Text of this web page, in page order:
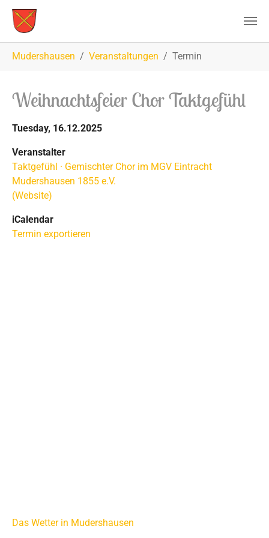
Zum Hauptinhalt springen
Mudershausen Veranstaltungen Termin
Weihnachtsfeier Chor Taktgefühl
Tuesday, 16.12.2025
Veranstalter
Taktgefühl · Gemischter Chor im MGV Eintracht
Mudershausen 1855 e.V.
(Website)
iCalendar
Termin exportieren
Das Wetter in Mudershausen